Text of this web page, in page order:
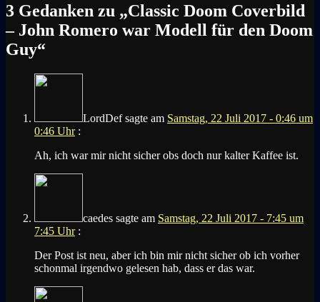
3 Gedanken zu „Classic Doom Coverbild
– John Romero war Modell für den Doom
Guy“
LordDefsagte am Samstag, 22 Juli 2017 - 0:46 um
0:46 Uhr :
Ah, ich war mir nicht sicher obs doch nur kalter Kaffee ist.
caedes sagte am Samstag, 22 Juli 2017 - 7:45 um
7:45 Uhr :
Der Post ist neu, aber ich bin mir nicht sicher ob ich vorher
schonmal irgendwo gelesen hab, dass er das war.